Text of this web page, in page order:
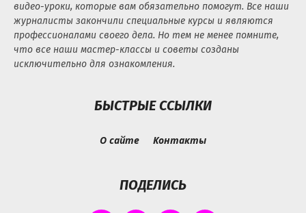
видео-уроки, которые вам обязательно помогут. Все наши
журналисты закончили специальные курсы и являются
профессионалами своего дела. Но тем не менее помните,
что все наши мастер-классы и советы созданы
исключительно для ознакомления.
БЫСТРЫЕ ССЫЛКИ
О сайте Контакты
ПОДЕЛИСЬ